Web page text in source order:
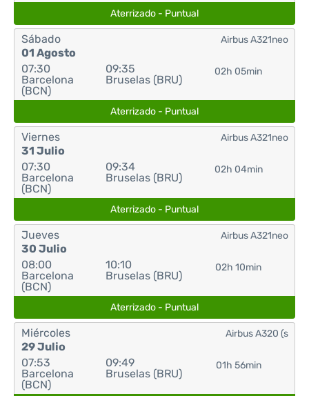
Aterrizado - Puntual
Sábado
01 Agosto
07:30
Barcelona
(BCN)
09:35
Bruselas (BRU)
02h 05min
Airbus A321neo
Aterrizado - Puntual
Viernes
31 Julio
07:30
Barcelona
(BCN)
09:34
Bruselas (BRU)
02h 04min
Airbus A321neo
Aterrizado - Puntual
Jueves
30 Julio
08:00
Barcelona
(BCN)
10:10
Bruselas (BRU)
02h 10min
Airbus A321neo
Aterrizado - Puntual
Miércoles
29 Julio
07:53
Barcelona
(BCN)
09:49
Bruselas (BRU)
01h 56min
Airbus A320 (s